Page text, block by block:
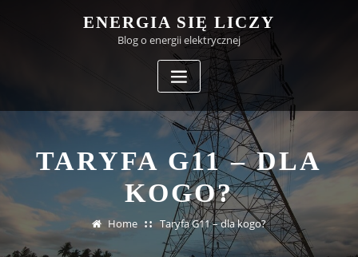
ENERGIA SIĘ LICZY
Blog o energii elektrycznej
TARYFA G11 – DLA
KOGO?
Home Taryfa G11 – dla kogo?